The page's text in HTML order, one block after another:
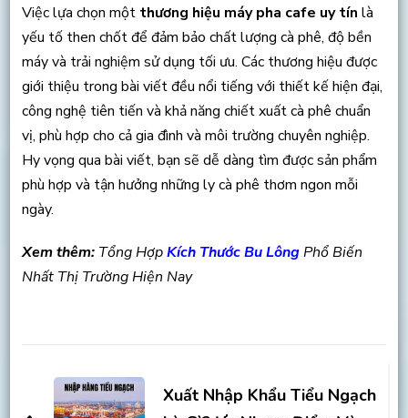
Việc lựa chọn một thương hiệu máy pha cafe uy tín là
yếu tố then chốt để đảm bảo chất lượng cà phê, độ bền
máy và trải nghiệm sử dụng tối ưu. Các thương hiệu được
giới thiệu trong bài viết đều nổi tiếng với thiết kế hiện đại,
công nghệ tiên tiến và khả năng chiết xuất cà phê chuẩn
vị, phù hợp cho cả gia đình và môi trường chuyên nghiệp.
Hy vọng qua bài viết, bạn sẽ dễ dàng tìm được sản phẩm
phù hợp và tận hưởng những ly cà phê thơm ngon mỗi
ngày.
Xem thêm: Tổng HợpKích Thước Bu LôngPhổ Biến
Nhất Thị Trường Hiện Nay
NavigationXuất Nhập Khẩu Tiểu Ngạch